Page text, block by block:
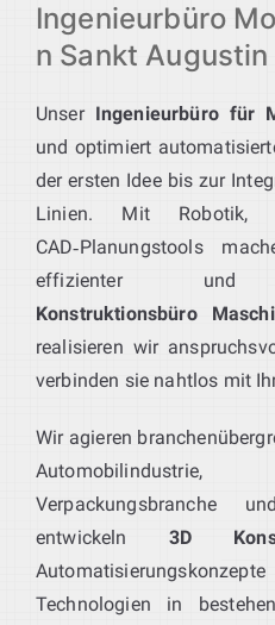
Ingenieurbüro
n Sankt Augustin
Unser Ingenieurbüro für
und optimiert
der ersten Idee bis zur
Linien. Mit Robotik,
CAD‑Planungstools
effizienter
Konstruktionsbüro
realisieren wir
verbinden sie nahtlos mit
Wir agieren
Verpackungsbranche
entwickeln 3D
Technologien in